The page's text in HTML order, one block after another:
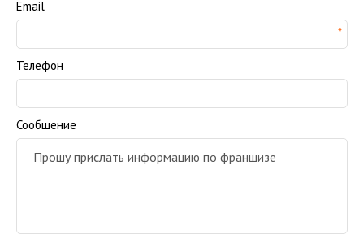
Email
Телефон
Сообщение